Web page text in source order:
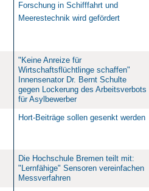
Forschung in Schifffahrt und
Meerestechnik wird gefördert
"Keine Anreize für
Wirtschaftsflüchtlinge schaffen"
Innensenator Dr. Bernt Schulte
gegen Lockerung des Arbeitsverbots
für Asylbewerber
Hort-Beiträge sollen gesenkt werden
Die Hochschule Bremen teilt mit:
"Lernfähige" Sensoren vereinfachen
Messverfahren